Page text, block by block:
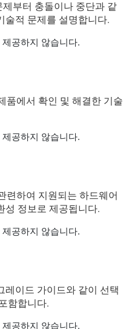
부터 충돌이나 중단과 같
술적 문제를 설명합니다.
공하지 않습니다.
품에서 확인 및 해결한 기술
공하지 않습니다.
련하여 지원되는 하드웨어
성 정보로 제공됩니다.
공하지 않습니다.
레이드 가이드와 같이 선택
함합니다.
공하지 않습니다.